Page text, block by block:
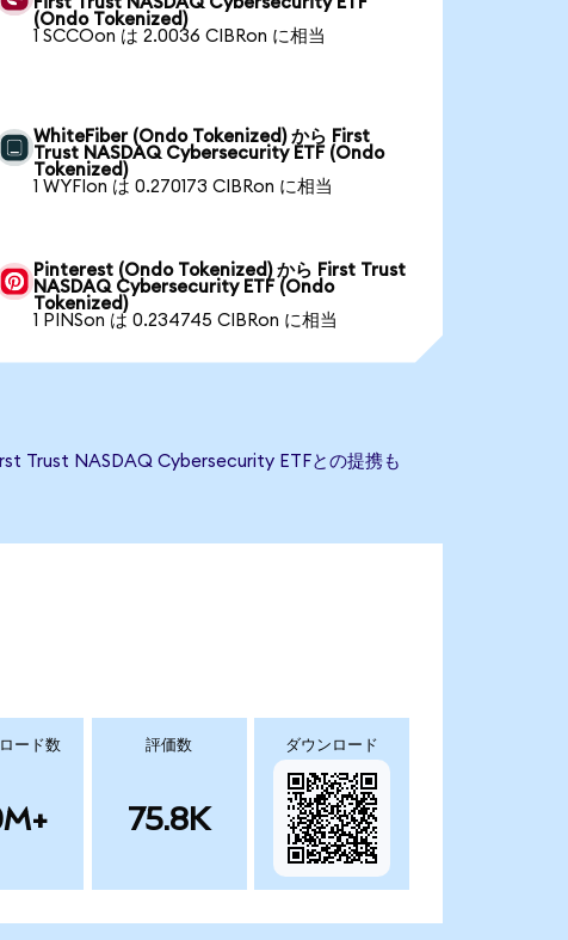
(Ondo Tokenized)
1 SCCOon は 2.0036 CIBRon に相当
WhiteFiber (Ondo Tokenized) から First
Trust NASDAQ Cybersecurity ETF (Ondo
Tokenized)
1 WYFIon は 0.270173 CIBRon に相当
Pinterest (Ondo Tokenized) から First Trust
NASDAQ Cybersecurity ETF (Ondo
Tokenized)
1 PINSon は 0.234745 CIBRon に相当
Trust NASDAQ Cybersecurity ETFとの提携も
ード数 評価数
75.8K
ダウンロード